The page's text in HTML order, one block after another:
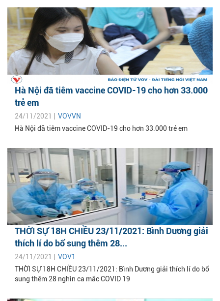
Hà Nội đã tiêm vaccine COVID-19 cho hơn 33.000
trẻ em
24/11/2021 | VOVVN
Hà Nội đã tiêm vaccine COVID-19 cho hơn 33.000 trẻ em
THỜI SỰ 18H CHIỀU 23/11/2021: Bình Dương giải
thích lí do bổ sung thêm 28...
24/11/2021 | VOV1
THỜI SỰ 18H CHIỀU 23/11/2021: Bình Dương giải thích lí do bổ
sung thêm 28 nghìn ca mắc COVID 19